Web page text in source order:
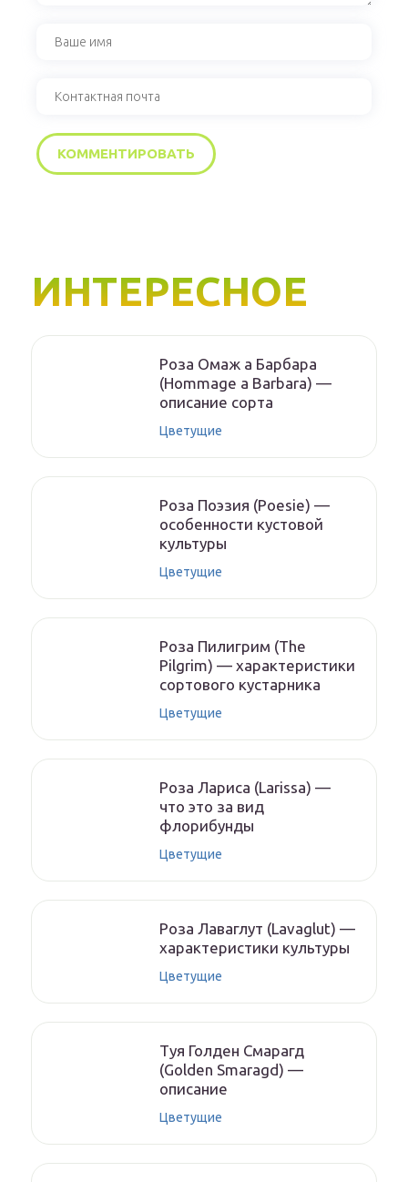
ИНТЕРЕСНОЕ
Роза Омаж а Барбара
(Hommage a Barbara) —
описание сорта
Цветущие
Роза Поэзия (Poesie) —
особенности кустовой
культуры
Цветущие
Роза Пилигрим (The
Pilgrim) — характеристики
сортового кустарника
Цветущие
Роза Лариса (Larissa) —
что это за вид
флорибунды
Цветущие
Роза Лаваглут (Lavaglut) —
характеристики культуры
Цветущие
Туя Голден Смарагд
(Golden Smaragd) —
описание
Цветущие